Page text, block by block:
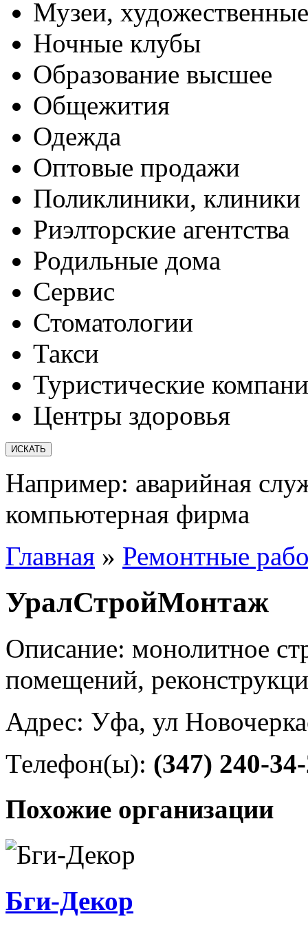
Музеи,
Ночные клубы
Образование высшее
Общежития
Одежда
Оптовые продажи
Поликлиники, клиники
Риэлторские агентства
Родильные дома
Сервис
Стоматологии
Такси
Туристические
Центры здоровья
Например: аварийная
компьютерная фирма
Главная » Ремонтные
УралСтройМонтаж
Описание: монолитное
помещений,
Адрес: Уфа, ул
Телефон(ы): (347) 240-
Похожие организации
Бги-Декор